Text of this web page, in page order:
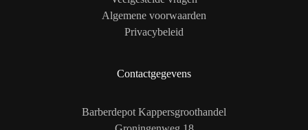
Algemene voorwaarden
Privacybeleid
Contactgegevens
Barberdepot Kappersgroothandel